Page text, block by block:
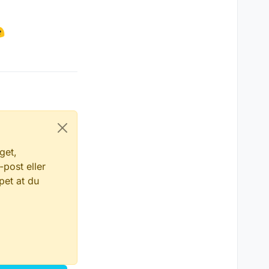
post eller
at du